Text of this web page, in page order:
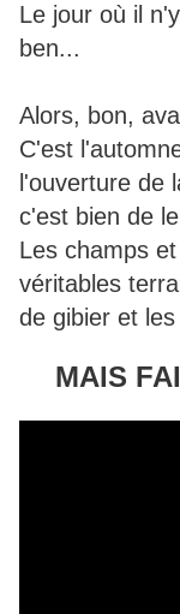
Le jour où il
ben...
Alors, bon,
C'est
l'ouverture de
c'est bien de
Les champs
véritables
de gibier et
MAIS